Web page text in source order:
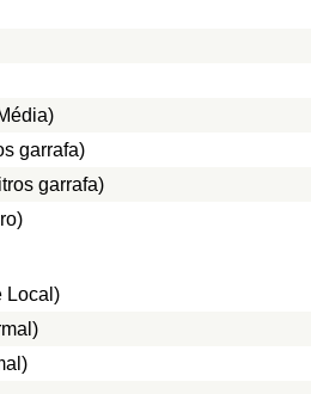
garrafa)
garrafa)
Local)